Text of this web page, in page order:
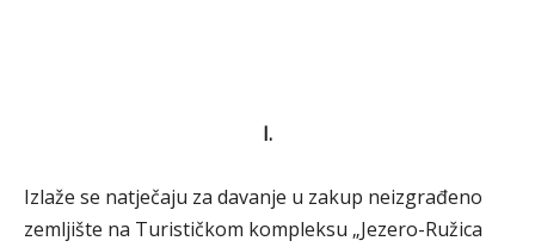
I.
Izlaže se natječaju za davanje u zakup neizgrađeno
zemljište na Turističkom kompleksu „Jezero-Ružica